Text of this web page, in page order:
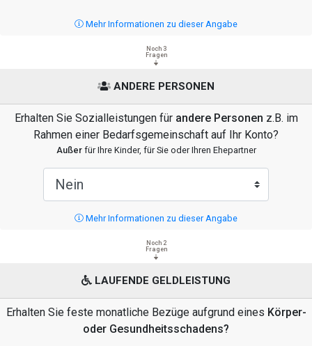
Mehr Informationen zu dieser Angabe
Noch 3
Fragen
ANDERE PERSONEN
Erhalten Sie Sozialleistungen für andere Personen z.B. im
Rahmen einer Bedarfsgemeinschaft auf Ihr Konto?
Außerfür Ihre Kinder, für Sie oder Ihren Ehepartner
Mehr Informationen zu dieser Angabe
Noch 2
Fragen
LAUFENDE GELDLEISTUNG
Erhalten Sie feste monatliche Bezüge aufgrund eines Körper-
oder Gesundheitsschadens?